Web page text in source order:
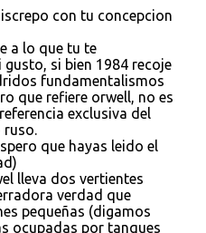
con tu concepcion
a lo que tu te
gusto, si bien 1984 recoje
fundamentalismos
que refiere orwell, no es
exclusiva del
que hayas leido el
lleva dos vertientes
verdad que
pequeñas (digamos
ocupadas por tanques